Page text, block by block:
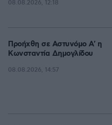
08.08.2026, 12:18
Προήχθη σε Αστυνόμο Α' η
Κωνσταντία Δημογλίδου
08.08.2026, 14:57